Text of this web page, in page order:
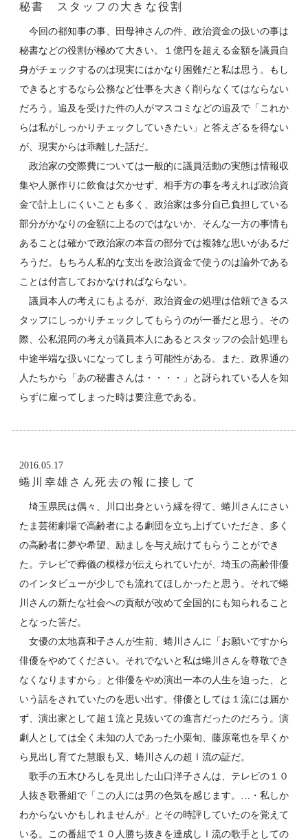
秘書 スタッフの大きな役割
今回の都知事の事、田母神さんの件、政治資金の扱いの事は
秘書などの役割が極めて大きい。１億円を超える金額を議員自
身がチェックするのは現実にはかなり困難だと私は思う。もし
できるとするなら公務など仕事を大きく削らなくてはならない
だろう。追及を受けた件の人がマスコミなどの追及で「これか
らは私がしっかりチェックしていきたい」と答えざるを得ない
が、現実からは乖離した話だ。
政治家の交際費については一般的に議員活動の実態は情報収
集や人脈作りに飲食は欠かせず、相手方の事を考えれば政治資
金で計上しにくいことも多く、政治家は多分自己負担している
部分がかなりの金額に上るのではないか、そんな一方の事情も
あることは確かで政治家の本音の部分では複雑な思いがあるだ
ろうだ。もちろん私的な支出を政治資金で使うのは論外である
ことは付言しておかなければならない。
議員本人の考えにもよるが、政治資金の処理は信頼できるス
タッフにしっかりチェックしてもらうのが一番だと思う。その
際、公私混同の考えが議員本人にあるとスタッフの会計処理も
中途半端な扱いになってしまう可能性がある。また、政界通の
人たちから「あの秘書さんは・・・・」と訝られている人を知
らずに雇ってしまった時は要注意である。
2016.05.17
蜷川幸雄さん死去の報に接して
埼玉県民は偶々、川口出身という縁を得て、蜷川さんにさい
たま芸術劇場で高齢者による劇団を立ち上げていただき、多く
の高齢者に夢や希望、励ましを与え続けてもらうことができ
た。テレビで葬儀の模様が伝えられていたが、埼玉の高齢俳優
のインタビューが少しでも流れてほしかったと思う。それで蜷
川さんの新たな社会への貢献が改めて全国的にも知られること
となった筈だ。
女優の太地喜和子さんが生前、蜷川さんに「お願いですから
俳優をやめてください。それでないと私は蜷川さんを尊敬でき
なくなりますから」と俳優をやめ演出一本の人生を迫った、と
いう話をされていたのを思い出す。俳優としては１流には届か
ず、演出家として超１流と見抜いての進言だったのだろう。演
劇人としては全く未知の人であった小栗旬、藤原竜也を早くか
ら見出し育てた慧眼も又、蜷川さんの超Ⅰ流の証だ。
歌手の五木ひろしを見出した山口洋子さんは、テレビの１０
人抜き歌番組で「この人には男の色気を感じます。…・私しか
わからないかもしれませんが」とその時評していたのを覚えて
いる。この番組で１０人勝ち抜きを達成しⅠ流の歌手としての